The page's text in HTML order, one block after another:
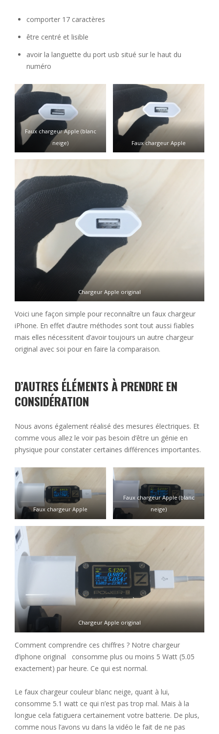
comporter 17 caractères
être centré et lisible
avoir la languette du port usb situé sur le haut du
numéro
Faux chargeur Apple (blanc
neige)
Faux chargeur Apple
Chargeur Apple original
Voici une façon simple pour reconnaître un faux chargeur
iPhone. En effet d’autre méthodes sont tout aussi fiables
mais elles nécessitent d’avoir toujours un autre chargeur
original avec soi pour en faire la comparaison.
D’AUTRES ÉLÉMENTS À PRENDRE EN
CONSIDÉRATION
Nous avons également réalisé des mesures électriques. Et
comme vous allez le voir pas besoin d’être un génie en
physique pour constater certaines différences importantes.
Faux chargeur Apple
Faux chargeur Apple (blanc
neige)
Chargeur Apple original
Comment comprendre ces chiffres ? Notre chargeur
d’iphone original consomme plus ou moins 5 Watt (5.05
exactement) par heure. Ce qui est normal.
Le faux chargeur couleur blanc neige, quant à lui,
consomme 5.1 watt ce qui n’est pas trop mal. Mais à la
longue cela fatiguera certainement votre batterie. De plus,
comme nous l’avons vu dans la vidéo le fait de ne pas